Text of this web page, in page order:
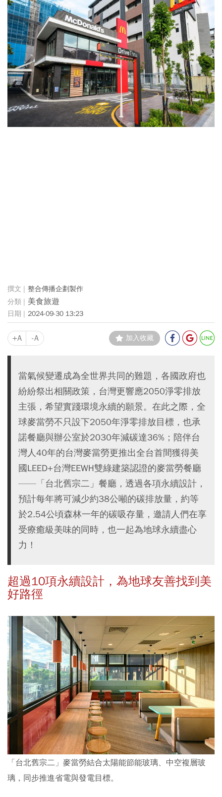
整合傳播企劃製作
美食旅遊
2024-09-30 13:23
+A -A 加入收藏
當氣候變遷成為全世界共同的難題，各國政府也
紛紛祭出相關政策，台灣更響應2050淨零排放
主張，希望實踐環境永續的願景。在此之際，全
球麥當勞不只設下2050年淨零排放目標，也承
諾餐廳與辦公室於2030年減碳達36%；陪伴台
灣人40年的台灣麥當勞更推出全台首間獲得美
國LEED+台灣EEWH雙綠建築認證的麥當勞餐廳
——「台北舊宗二」餐廳，透過各項永續設計，
預計每年將可減少約38公噸的碳排放量，約等
於2.54公頃森林一年的碳吸存量，邀請人們在享
受療癒級美味的同時，也一起為地球永續盡心
力！
超過10項永續設計，為地球友善找到美
好路徑
「台北舊宗二」麥當勞結合太陽能節能玻璃、中空複層玻
璃，同步推進省電與發電目標。